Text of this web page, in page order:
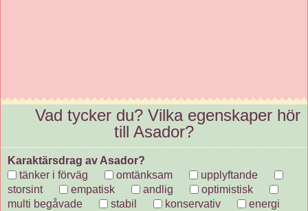
Vad tycker du? Vilka egenskaper hör
till Asador?
Karaktärsdrag av Asador?
tänker i förväg
omtänksam
upplyftande
storsint
empatisk andlig
optimistisk
multi begåvade
stabil konservativ
energi